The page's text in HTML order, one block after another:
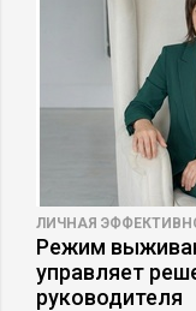
ЛИЧНАЯ
Режим
управляет
руководителя